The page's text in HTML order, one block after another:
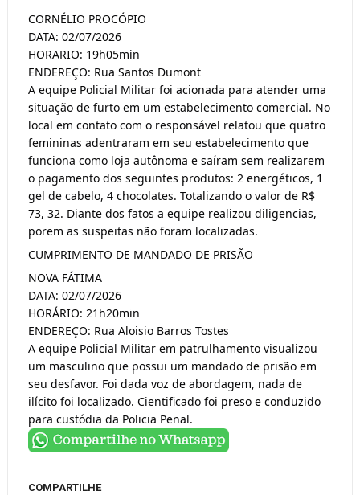
CORNÉLIO PROCÓPIO
DATA: 02/07/2026
HORARIO: 19h05min
ENDEREÇO: Rua Santos Dumont
A equipe Policial Militar foi acionada para atender uma
situação de furto em um estabelecimento comercial. No
local em contato com o responsável relatou que quatro
femininas adentraram em seu estabelecimento que
funciona como loja autônoma e saíram sem realizarem
o pagamento dos seguintes produtos: 2 energéticos, 1
gel de cabelo, 4 chocolates. Totalizando o valor de R$
73, 32. Diante dos fatos a equipe realizou diligencias,
porem as suspeitas não foram localizadas.
CUMPRIMENTO DE MANDADO DE PRISÃO
NOVA FÁTIMA
DATA: 02/07/2026
HORÁRIO: 21h20min
ENDEREÇO: Rua Aloisio Barros Tostes
A equipe Policial Militar em patrulhamento visualizou
um masculino que possui um mandado de prisão em
seu desfavor. Foi dada voz de abordagem, nada de
ilícito foi localizado. Cientificado foi preso e conduzido
para custódia da Policia Penal.
COMPARTILHE